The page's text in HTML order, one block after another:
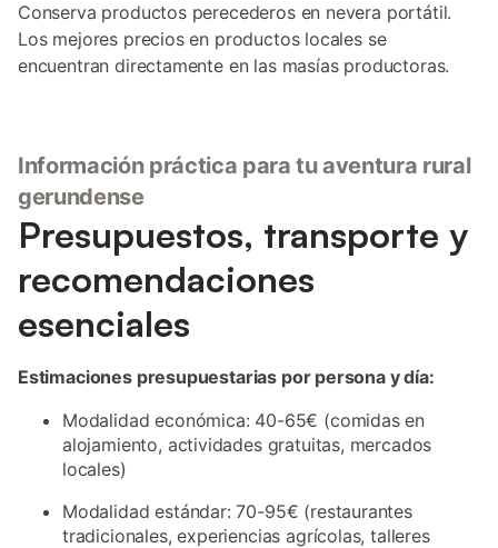
Conserva productos perecederos en nevera portátil.
Los mejores precios en productos locales se
encuentran directamente en las masías productoras.
Información práctica para tu aventura rural
gerundense
Presupuestos, transporte y
recomendaciones
esenciales
Estimaciones presupuestarias por persona y día:
Modalidad económica: 40-65€ (comidas en
alojamiento, actividades gratuitas, mercados
locales)
Modalidad estándar: 70-95€ (restaurantes
tradicionales, experiencias agrícolas, talleres